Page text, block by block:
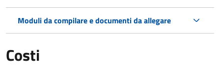
Moduli da compilare e documenti da allegare
Costi